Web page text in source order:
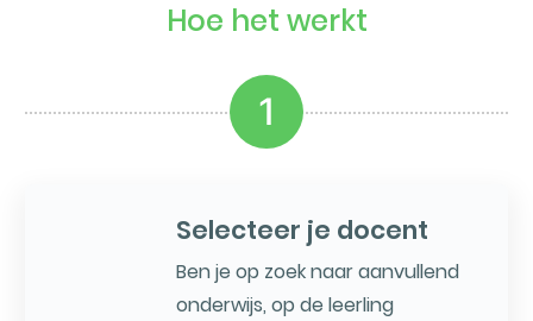
Hoe het werkt
1
Selecteer je docent
Ben je op zoek naar aanvullend
onderwijs, op de leerling